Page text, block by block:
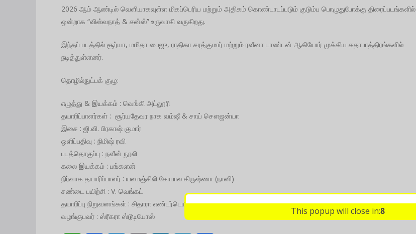
2026 ஆம் ஆண்டில் வெளியாகவுள்ள மிகப்பெரிய மற்றும் அதிகம் கொண்டாடப்படும் குடும்ப பொழுதுபோக்கு திரைப்படங்களில்
ஒன்றாக “விஸ்வநாத் & சன்ஸ்” உருவாகி வருகிறது.
இந்தப் படத்தில் சூர்யா, மமிதா பைஜு, ராதிகா சரத்குமார் மற்றும் ரவீனா டாண்டன் ஆகியோர் முக்கிய கதாபாத்திரங்களில்
நடித்துள்ளனர்.
தொழில்நுட்பக் குழு:
எழுத்து & இயக்கம் : வெங்கி அட்லூரி
தயாரிப்பாளர்கள் : சூர்யதேவர நாக வம்ஷீ & சாய் சௌஜன்யா
இசை : ஜி.வி. பிரகாஷ் குமார்
ஒளிப்பதிவு : நிமிஷ் ரவி
படத்தொகுப்பு : நவீன் நூலி
கலை இயக்கம் : பங்களன்
நிர்வாக தயாரிப்பாளர் : யலமஞ்சிலி கோபால கிருஷ்ணா (நானி)
சண்டை பயிற்சி : V. வெங்கட்
தயாரிப்பு நிறுவனங்கள் : சிதாரா எண்டர்டெயின்மெண்ட்ஸ் & ஃபார்ச்சூன் ஃபோர் சினிமாஸ்
வழங்குபவர் : ஸ்ரீகரா ஸ்டூடியோஸ்
This popup will close in:7